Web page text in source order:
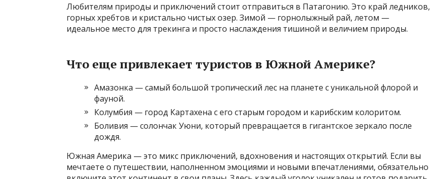
Любителям природы и приключений стоит отправиться в Патагонию. Это край ледников,
горных хребтов и кристально чистых озер. Зимой — горнолыжный рай, летом —
идеальное место для трекинга и просто наслаждения тишиной и величием природы.
Что еще привлекает туристов в Южной Америке?
Амазонка — самый большой тропический лес на планете с уникальной флорой и
фауной.
Колумбия — город Картахена с его старым городом и карибским колоритом.
Боливия — солончак Уюни, который превращается в гигантское зеркало после
дождя.
Южная Америка — это микс приключений, вдохновения и настоящих открытий. Если вы
мечтаете о путешествии, наполненном эмоциями и новыми впечатлениями, обязательно